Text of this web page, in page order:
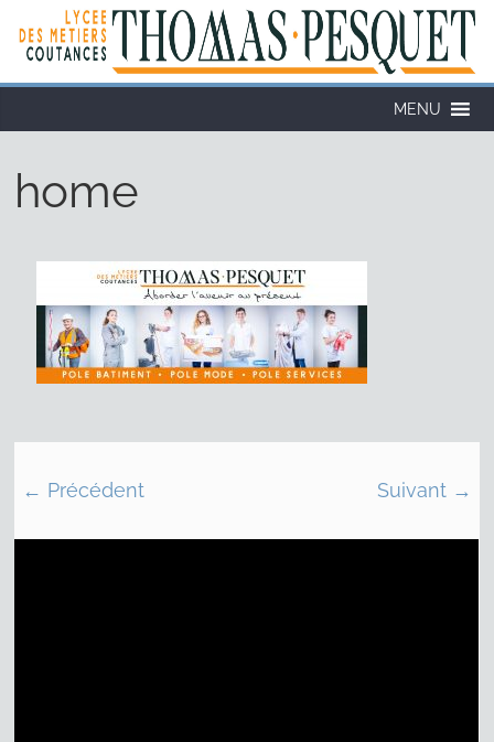
MENU
home
← Précédent Suivant →